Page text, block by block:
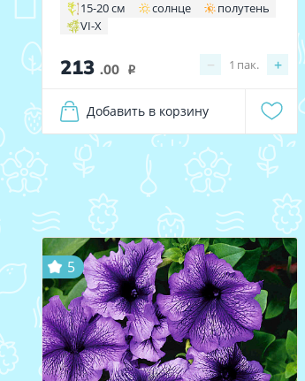
15-20 см солнце
полутень
VI-X
213 .00 i − +
1 пак.
Добавить в корзину
5